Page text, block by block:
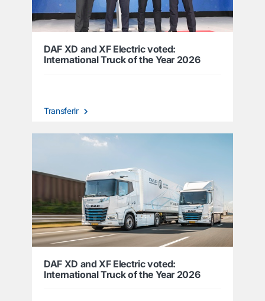
DAF XD and XF Electric voted:
International Truck of the Year 2026
Transferir
DAF XD and XF Electric voted:
International Truck of the Year 2026